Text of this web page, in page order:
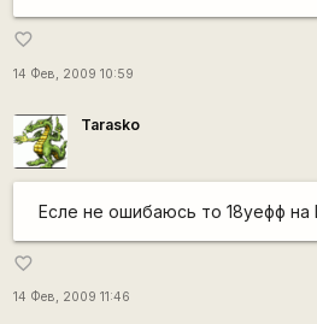
favorite_border
14 Фев, 2009 10:59
Tarasko
Есле не ошибаюсь то 18уефф
favorite_border
14 Фев, 2009 11:46